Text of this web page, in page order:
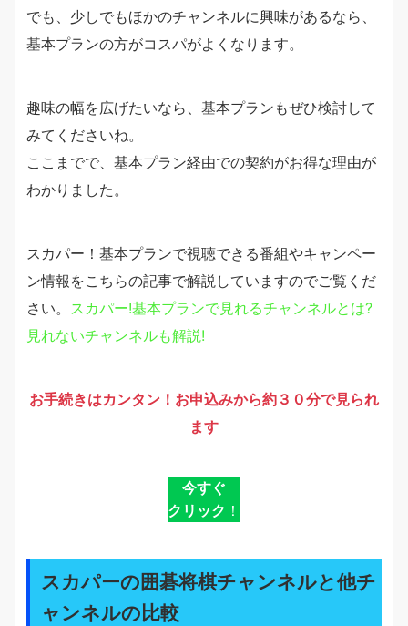
でも、少しでもほかのチャンネルに興味があるなら、
基本プランの方がコスパがよくなります。
趣味の幅を広げたいなら、基本プランもぜひ検討して
みてくださいね。
ここまでで、基本プラン経由での契約がお得な理由が
わかりました。
スカパー！基本プランで視聴できる番組やキャンペー
ン情報をこちらの記事で解説していますのでご覧くだ
さい。 スカパー!基本プランで見れるチャンネルとは?
見れないチャンネルも解説!
お手続きはカンタン！お申込みから約３０分で見られ
ます
今すぐ
クリック ！
スカパーの囲碁将棋チャンネルと他チ
ャンネルの比較